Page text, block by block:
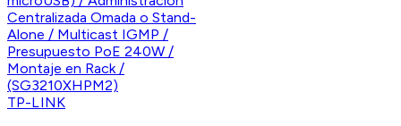
TP-LINK